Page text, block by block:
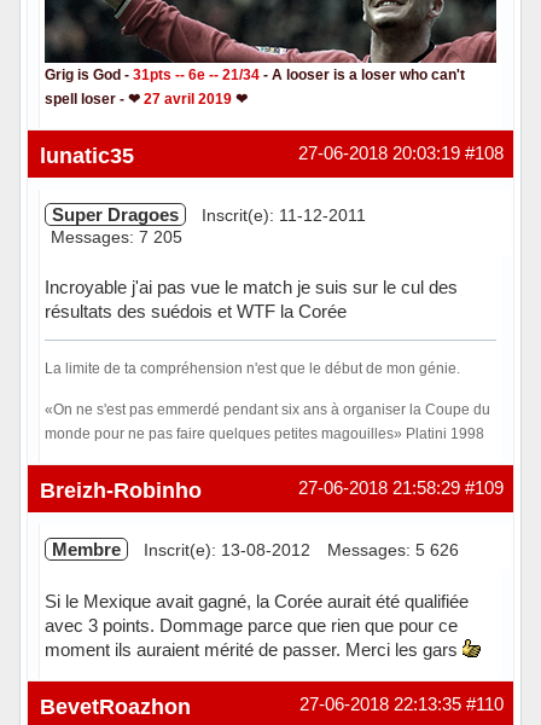
Grig is God - 31pts -- 6e -- 21/34 - A looser is a loser who can't
spell loser - ❤ 27 avril 2019❤
Hors ligne #108
27-06-2018 20:03:19
lunatic35
Super Dragoes
Inscrit(e): 11-12-2011
Messages: 7 205
Incroyable j'ai pas vue le match je suis sur le cul des
résultats des suédois et WTF la Corée
La limite de ta compréhension n'est que le début de mon génie.
«On ne s'est pas emmerdé pendant six ans à organiser la Coupe du
monde pour ne pas faire quelques petites magouilles» Platini 1998
Hors ligne #109
27-06-2018 21:58:29
Breizh-Robinho
Membre Inscrit(e): 13-08-2012 Messages: 5 626
Si le Mexique avait gagné, la Corée aurait été qualifiée
avec 3 points. Dommage parce que rien que pour ce
moment ils auraient mérité de passer. Merci les gars
Hors ligne #110
27-06-2018 22:13:35
BevetRoazhon